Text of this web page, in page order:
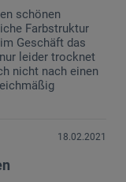
schönen
Farbstruktur
Geschäft das
leider trocknet
nicht nach einen
18.02.2021